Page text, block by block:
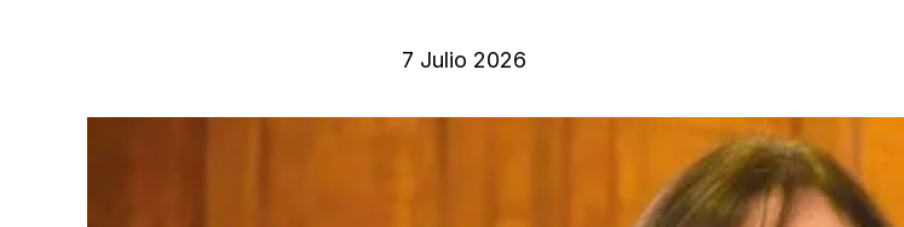
7 Julio 2026